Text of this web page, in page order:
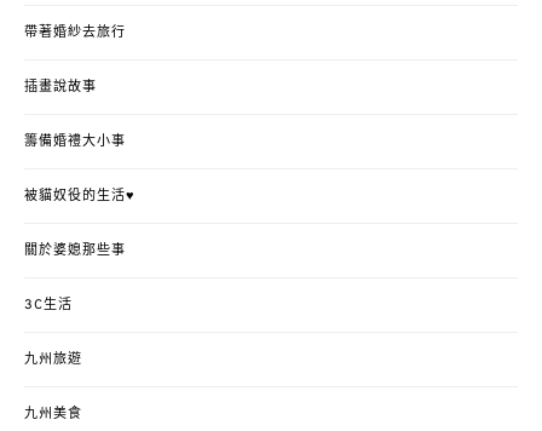
帶著婚紗去旅行
插畫說故事
籌備婚禮大小事
被貓奴役的生活♥
關於婆媳那些事
3C生活
九州旅遊
九州美食